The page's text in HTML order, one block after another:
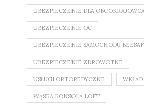
UBEZPIECZENIE DLA
UBEZPIECZENIE OC
UBEZPIECZENIE SAMOCHODU
UBEZPIECZENIE ZDROWOTNE
USŁUGI ORTOPEDYCZNE
WĄSKA KONSOLA LOFT